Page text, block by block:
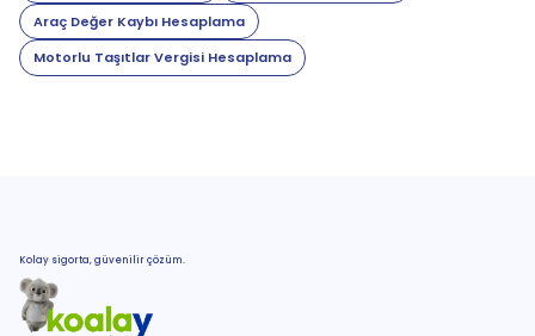
Araç Değer Kaybı Hesaplama
Motorlu Taşıtlar Vergisi Hesaplama
Kolay sigorta, güvenilir çözüm.